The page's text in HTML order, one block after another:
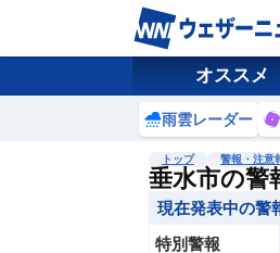
オススメ
雨雲レーダー
トップ 警報・注意
垂水市の警
現在発表中の警
特別警報